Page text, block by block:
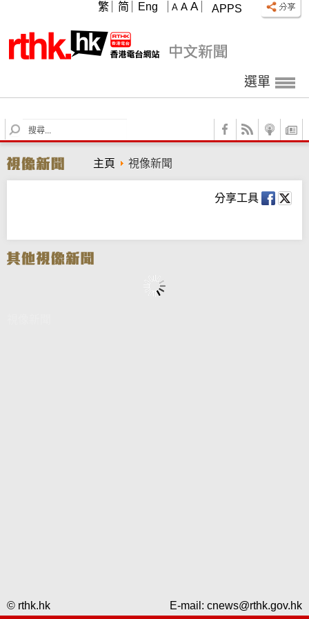
APPS
A A A
繁 简 Eng
選單
S
e
r
c
主頁 視像新聞
分享工具
© rthk.hk E-mail: cnews@rthk.gov.hk